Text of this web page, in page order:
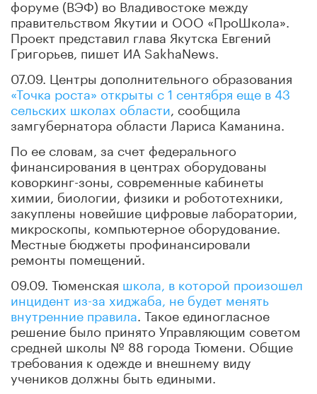
форуме (ВЭФ) во Владивостоке между
правительством Якутии и ООО «ПроШкола».
Проект представил глава Якутска Евгений
Григорьев, пишет ИА SakhaNews.
07.09. Центры дополнительного образования
«Точка роста» открыты с 1 сентября еще в 43
сельских школах области , сообщила
замгубернатора области Лариса Каманина.
По ее словам, за счет федерального
финансирования в центрах оборудованы
коворкинг-зоны, современные кабинеты
химии, биологии, физики и робототехники,
закуплены новейшие цифровые лаборатории,
микроскопы, компьютерное оборудование.
Местные бюджеты профинансировали
ремонты помещений.
09.09. Тюменская школа, в которой произошел
инцидент из-за хиджаба, не будет менять
внутренние правила . Такое единогласное
решение было принято Управляющим советом
средней школы № 88 города Тюмени. Общие
требования к одежде и внешнему виду
учеников должны быть едиными.